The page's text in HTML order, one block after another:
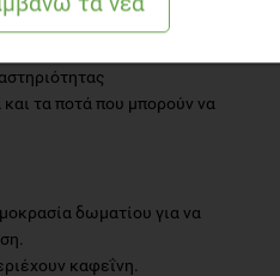
εάν τα συστήσει η ομάδα
τα ποτά που μπορούν να
δωματίου για να
καφεΐνη.